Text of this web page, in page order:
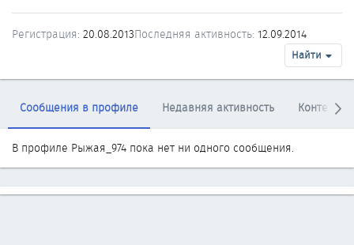
Регистрация 20.08.2013Последняя активность 12.09.2014
Найти
Сообщения в профиле Недавняя активность Контент
В профиле Рыжая_974 пока нет ни одного сообщения.